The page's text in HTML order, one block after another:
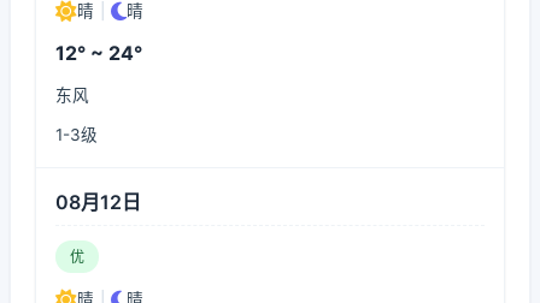
晴 晴
12° ~ 24°
东风
1-3级
08月12日
优